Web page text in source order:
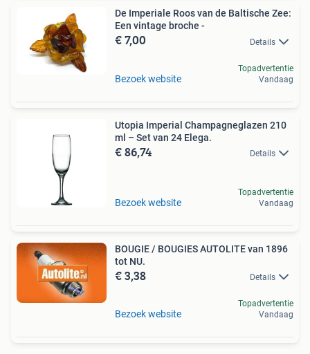
De Imperiale Roos van de Baltische Zee:
Een vintage broche -
€ 7,00 Details
Bezoek website
Topadvertentie
Vandaag
Utopia Imperial Champagneglazen 210
ml – Set van 24 Elega.
€ 86,74 Details
Bezoek website
Topadvertentie
Vandaag
BOUGIE / BOUGIES AUTOLITE van 1896
tot NU.
€ 3,38 Details
Bezoek website
Topadvertentie
Vandaag